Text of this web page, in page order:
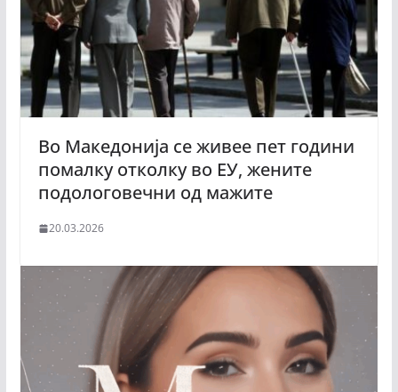
Во Македонија се живее пет години
помалку отколку во ЕУ, жените
подологовечни од мажите
20.03.2026